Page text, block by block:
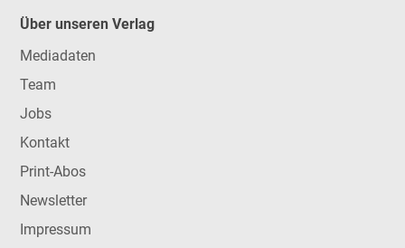
Über unseren Verlag
Mediadaten
Team
Jobs
Kontakt
Print-Abos
Newsletter
Impressum